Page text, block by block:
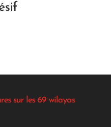
sur les 69 wilayas